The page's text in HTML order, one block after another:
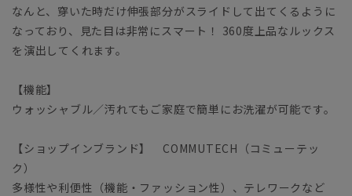
なんと、穿いた時だけ伸張部分がスライドして出てくるように
なっており、見た目は非常にスマート！ 360度上品なルックス
を演出してくれます。
【機能】
ウォッシャブル／汚れてもご家庭で簡単にお洗濯が可能です。
【ショップインブランド】 COMMUTECH（コミューテッ
ク）
多様性や利便性（機能・ファッション性）、テレワークなど